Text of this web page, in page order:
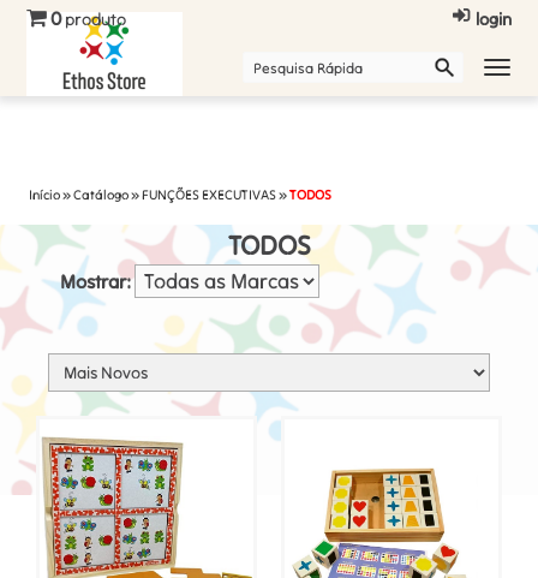
0produto login
Início»Catálogo»FUNÇÕES EXECUTIVAS»TODOS
TODOS
Mostrar: